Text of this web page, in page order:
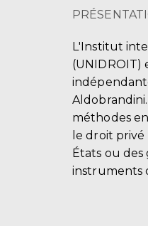
L'Institut
méthodes
le droit
États ou des
instruments